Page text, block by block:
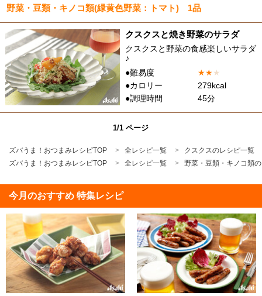
野菜・豆類・キノコ類(緑黄色野菜：トマト) 1品
クスクスと焼き野菜のサラダ
クスクスと野菜の食感楽しいサラダ
♪
●難易度
★★★
●カロリー
279kcal
●調理時間
45分
1/1 ページ
ズバうま！おつまみレシピTOP 全レシピ一覧
クスクスのレシピ一覧
ズバうま！おつまみレシピTOP
全レシピ一覧 野菜・豆類・キノコ類
今月のおすすめ 特集レシピ